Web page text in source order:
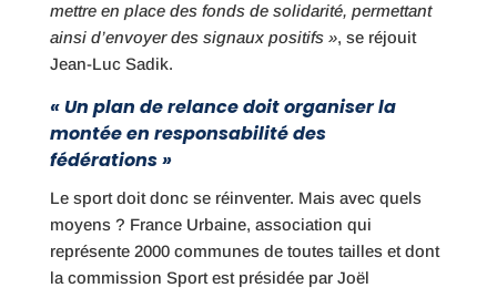
mettre en place des fonds de solidarité, permettant
ainsi d’envoyer des signaux positifs », se réjouit
Jean-Luc Sadik.
« Un plan de relance doit organiser la
montée en responsabilité des
fédérations »
Le sport doit donc se réinventer. Mais avec quels
moyens ? France Urbaine, association qui
représente 2000 communes de toutes tailles et dont
la commission Sport est présidée par Joël